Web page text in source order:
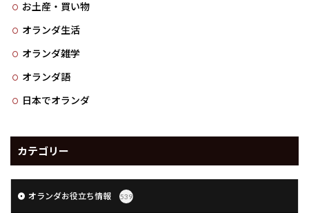
お土産・買い物
オランダ生活
オランダ雑学
オランダ語
日本でオランダ
カテゴリー
オランダお役立ち情報 539